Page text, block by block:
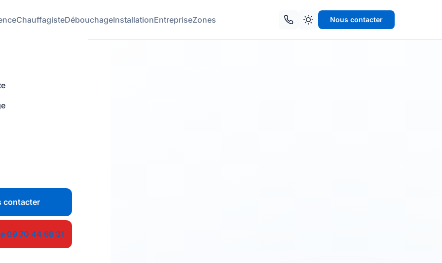
ChauffagisteDébouchageInstallationEntrepriseZones Nous contacter
contacter
09 70 44 66 31